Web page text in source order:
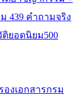
439 คำถามจริง
ติยอดนิยม500
องเอกสารกรม